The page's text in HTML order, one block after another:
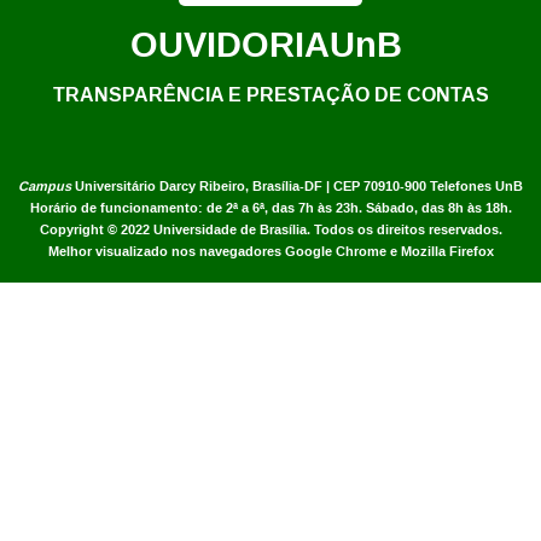
CampusUniversitário Darcy Ribeiro, Brasília-DF | CEP 70910-900 Telefones UnB
Horário de funcionamento: de 2ª a 6ª, das 7h às 23h. Sábado, das 8h às 18h.
Copyright © 2022 Universidade de Brasília. Todos os direitos reservados.
Melhor visualizado nos navegadores Google Chrome e Mozilla Firefox
OUVIDORIAUnB
TRANSPARÊNCIA E PRESTAÇÃO DE CONTAS